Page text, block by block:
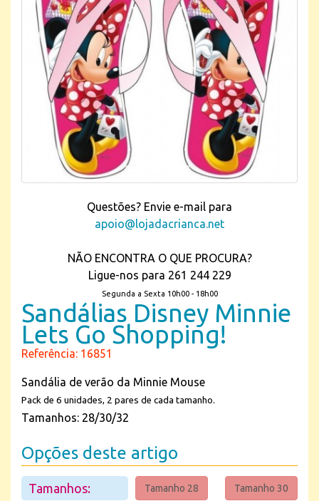
Questões? Envie e-mail para
apoio@lojadacrianca.net
NÃO ENCONTRA O QUE PROCURA?
Ligue-nos para 261 244 229
Segunda a Sexta 10h00 - 18h00
Sandálias Disney Minnie
Lets Go Shopping!
Referência: 16851
Sandália de verão da Minnie Mouse
Pack de 6 unidades, 2 pares de cada tamanho.
Tamanhos: 28/30/32
Opções deste artigo
Tamanhos: Tamanho 28 Tamanho 30